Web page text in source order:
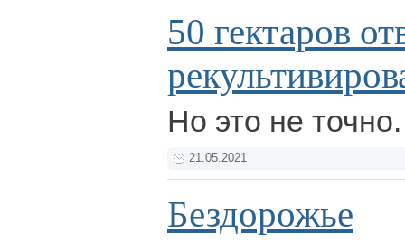
50 гектаров
Но это не
21.05.2021
Бездорожье